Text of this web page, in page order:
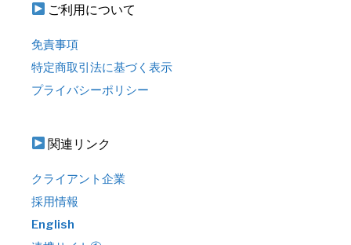
ご利用について
免責事項
特定商取引法に基づく表示
プライバシーポリシー
関連リンク
クライアント企業
採用情報
English